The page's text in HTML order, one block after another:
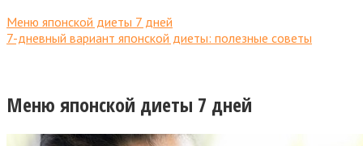
Меню японской диеты 7 дней
7-дневный вариант японской диеты: полезные советы
Меню японской диеты 7 дней